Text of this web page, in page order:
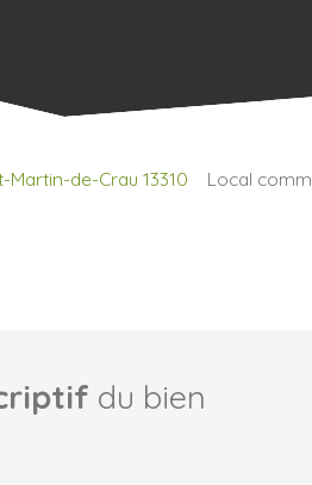
Martin-de-Crau 13310 Local
du bien